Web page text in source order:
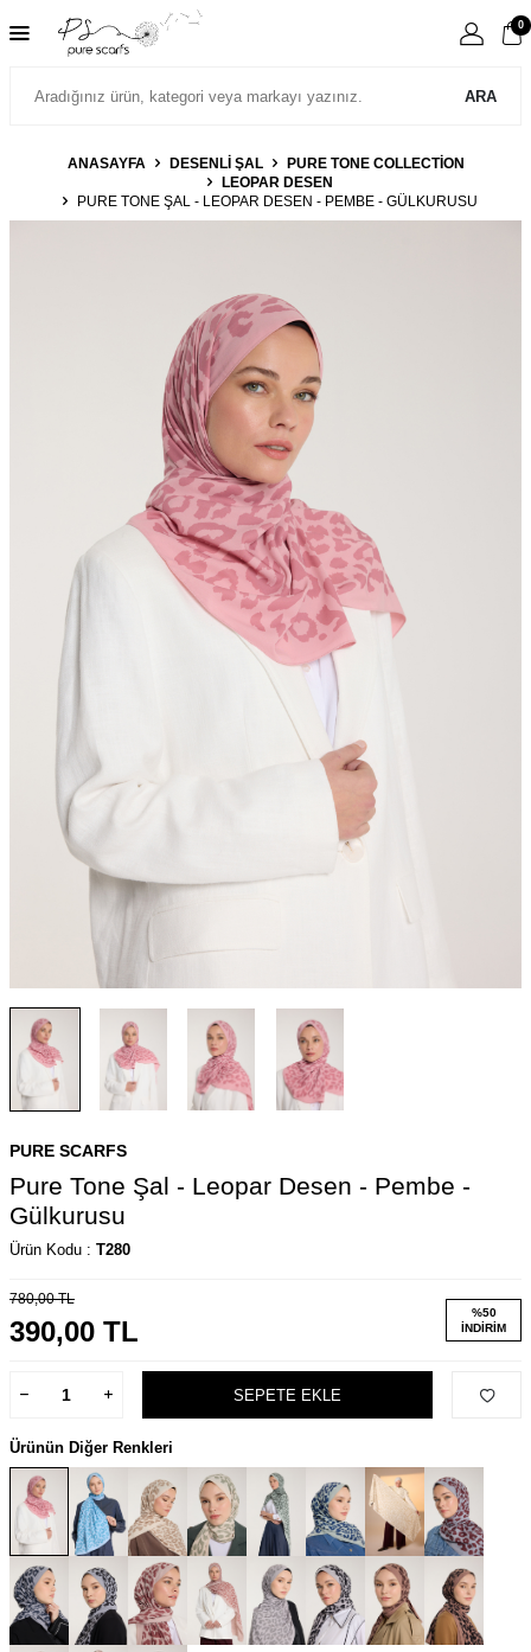
ARA
0
ANASAYFA DESENLİ ŞAL
PURE TONE COLLECTION
LEOPAR DESEN
PURE TONE ŞAL - LEOPAR DESEN - PEMBE - GÜLKURUSU
PURE SCARFS
Pure Tone Şal - Leopar Desen - Pembe -
Gülkurusu
Ürün Kodu : T280
780,00TL
390,00 TL
%50
İNDIRIM
SEPETE EKLE
Ürünün Diğer Renkleri